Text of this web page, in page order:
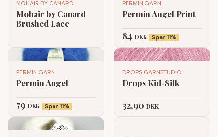
MOHAIR BY CANARD
Mohair by Canard
Brushed Lace
PERMIN GARN
Permin Angel Print
84 DKK Spar 11%
PERMIN GARN
Permin Angel
79 DKK Spar 11%
DROPS GARNSTUDIO
Drops Kid-Silk
32,90 DKK